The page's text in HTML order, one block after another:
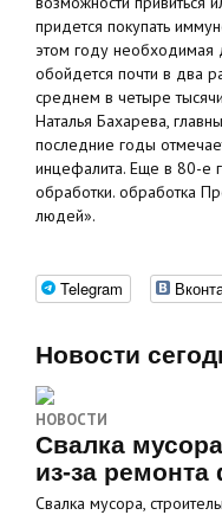
придется покупать
этом году необходимая
обойдется почти в два
среднем в четыре
Наталья Бахарева,
последние годы
инцефалита. Еще в 80-е
обработки. обработка
людей».
Telegram
Новости
НОВОСТИ
Свалка
из-за
Свалка мусора,